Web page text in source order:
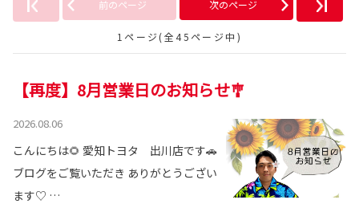
前のページ 次のページ
1ページ(全45ページ中)
【再度】8月営業日のお知らせ🎐
2026.08.06
こんにちは🌻 愛知トヨタ 出川店です🚗
ブログをご覧いただき ありがとうござい
ます♡ …